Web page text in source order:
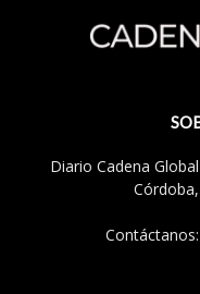
Diario Cadena
Contáctanos: